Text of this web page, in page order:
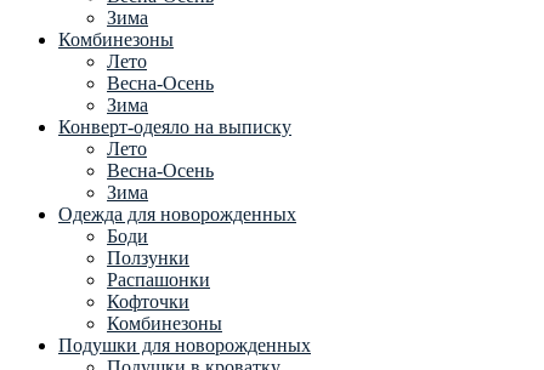
Зима
Комбинезоны
Лето
Весна-Осень
Зима
Конверт-одеяло на выписку
Лето
Весна-Осень
Зима
Одежда для новорожденных
Боди
Ползунки
Распашонки
Кофточки
Комбинезоны
Подушки для новорожденных